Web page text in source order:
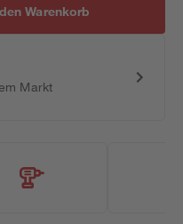
Warenkorb
Markt